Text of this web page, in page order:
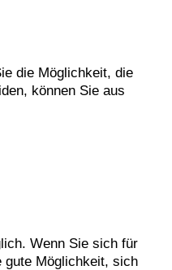
die Möglichkeit, die
können Sie aus
Wenn Sie sich für
gute Möglichkeit, sich